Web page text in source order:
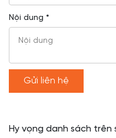
Nội dung *
Gửi liên hệ
Hy vọng danh sách